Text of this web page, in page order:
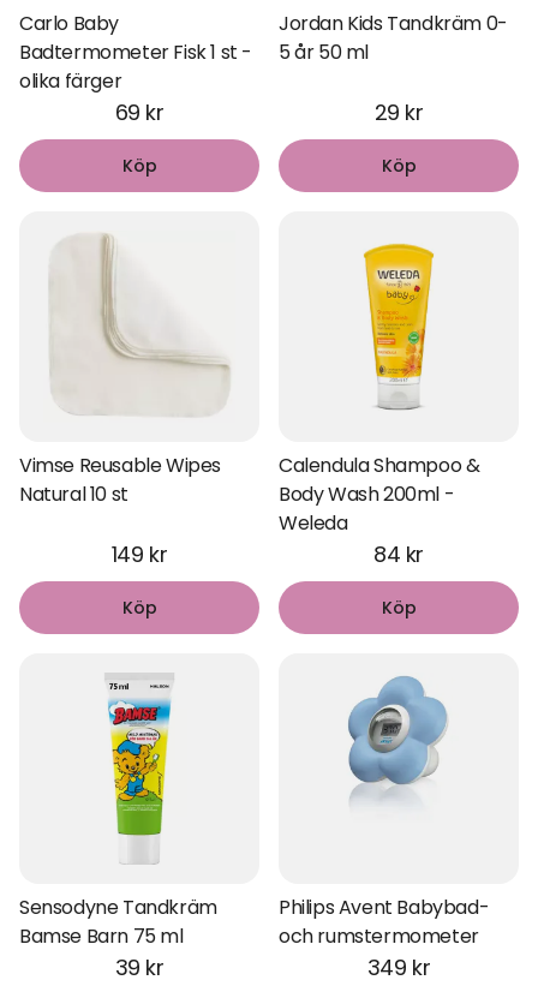
Carlo Baby
Badtermometer Fisk 1 st -
olika färger
69 kr
Köp
Jordan Kids Tandkräm 0-
5 år 50 ml
29 kr
Köp
Vimse Reusable Wipes
Natural 10 st
149 kr
Köp
Calendula Shampoo &
Body Wash 200ml -
Weleda
84 kr
Köp
Sensodyne Tandkräm
Bamse Barn 75 ml
39 kr
Philips Avent Babybad-
och rumstermometer
349 kr